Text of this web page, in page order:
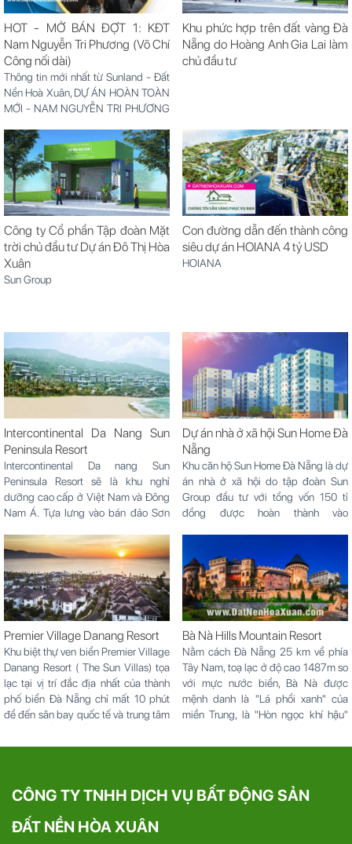
HOT - MỞ BÁN ĐỢT 1: KĐT
Nam Nguyễn Tri Phương (Võ Chí
Công nối dài)
Thông tin mới nhất từ Sunland - Đất
Nền Hoà Xuân, DỰ ÁN HOÀN TOÀN
MỚI - NAM NGUYỄN TRI PHƯƠNG
bán. Ngay từ hôm nay, quý khách có
thể đặt chỗ thiện chí luôn để đăng ký
vị trí đẹp...
Khu phức hợp trên đất vàng Đà
Nẵng do Hoàng Anh Gia Lai làm
chủ đầu tư
Công ty Cổ phần Tập đoàn Mặt
trời chủ đầu tư Dự án Đô Thị Hòa
Xuân
Sun Group
Con đường dẫn đến thành công
siêu dự án HOIANA 4 tỷ USD
HOIANA
Intercontinental Da Nang Sun
Peninsula Resort
Intercontinental Da nang Sun
Peninsula Resort sẽ là khu nghỉ
dưỡng cao cấp ở Việt Nam và Đông
Nam Á. Tựa lưng vào bán đảo Sơn
quan tuyệt đẹp với bao quát toàn
cảnh biển Đông, khu nghỉ dưỡng sẽ
là sự lựa...
Dự án nhà ở xã hội Sun Home Đà
Nẵng
Khu căn hộ Sun Home Đà Nẵng là dự
án nhà ở xã hội do tập đoàn Sun
Group đầu tư với tổng vốn 150 tỉ
đồng được hoàn thành vào
Premier Village Danang Resort
Khu biệt thự ven biển Premier Village
Danang Resort ( The Sun Villas) tọa
lạc tại vị trí đắc địa nhất của thành
phố biển Đà Nẵng chỉ mất 10 phút
để đến sân bay quốc tế và trung tâm
diện tích 15...
Bà Nà Hills Mountain Resort
Nằm cách Đà Nẵng 25 km về phía
Tây Nam, toạ lạc ở độ cao 1487m so
với mực nước biển, Bà Nà được
mệnh danh là "Lá phổi xanh" của
miền Trung, là "Hòn ngọc khí hậu"
CÔNG TY TNHH DỊCH VỤ BẤT ĐỘNG SẢN
ĐẤT NỀN HÒA XUÂN